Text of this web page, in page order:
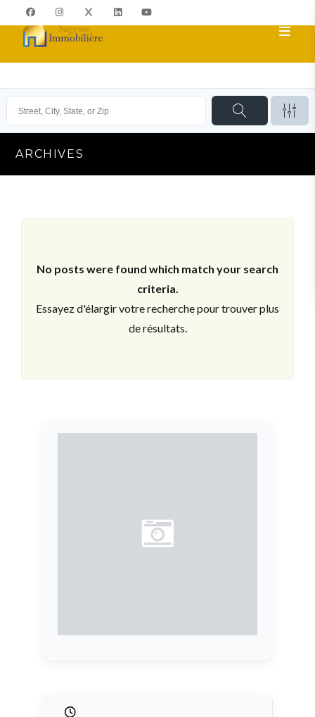
ARCHIVES
No posts were found which match your search
criteria.
Essayez d'élargir votre recherche pour trouver plus
de résultats.